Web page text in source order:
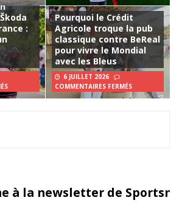
:
Pourquoi le Crédit
Agricole troque la pub
classique contre BeReal
pour vivre le Mondial
avec les Bleus
6 JUILLET 2026
COMMENTAIRES FERMÉS
à la newsletter de